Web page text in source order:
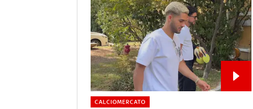
CALCIOMERCATO